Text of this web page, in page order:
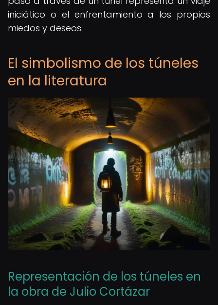
iniciático o el enfrentamiento a los propios
miedos y deseos.
El simbolismo de los túneles
en la literatura
Representación de los túneles en
la obra de Julio Cortázar